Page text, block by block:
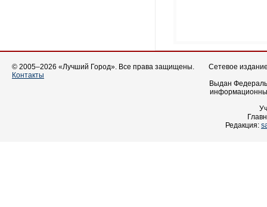
© 2005–2026 «Лучший Город». Все права защищены.
Контакты
Сетевое
Выдан
Редакция: